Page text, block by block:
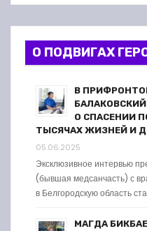
О ПОДВИГАХ
В
О СПАСЕНИИ
ТЫСЯЧАХ ЖИЗНЕЙ И
05.06.2025
Эксклюзивное интервью
(бывшая медсанчасть) с
в Белгородскую область
МАГДА